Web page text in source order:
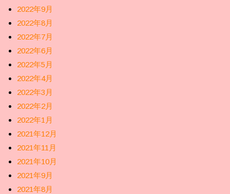
2022年9月
2022年8月
2022年7月
2022年6月
2022年5月
2022年4月
2022年3月
2022年2月
2022年1月
2021年12月
2021年11月
2021年10月
2021年9月
2021年8月